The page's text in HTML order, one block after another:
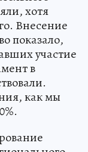
хотя
Внесение
показало,
участие
в
как мы